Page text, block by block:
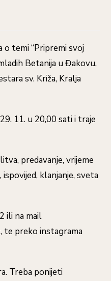
temi “Pripremi svoj
Betanija u Đakovu,
sv. Križa, Kralja
11. u 20,00 sati i traje
predavanje, vrijeme
klanjanje, sveta
ili na mail
te preko instagrama
Treba ponijeti